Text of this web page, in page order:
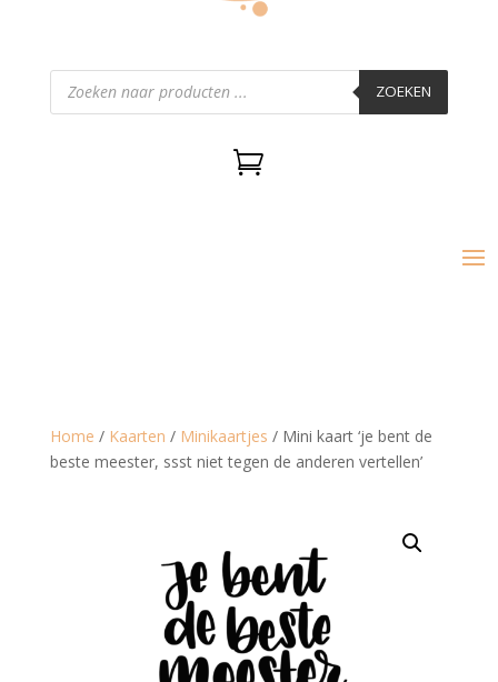
Producten
zoeken ZOEKEN

Home / Kaarten / Minikaartjes / Mini kaart ‘je bent de
beste meester, ssst niet tegen de anderen vertellen’